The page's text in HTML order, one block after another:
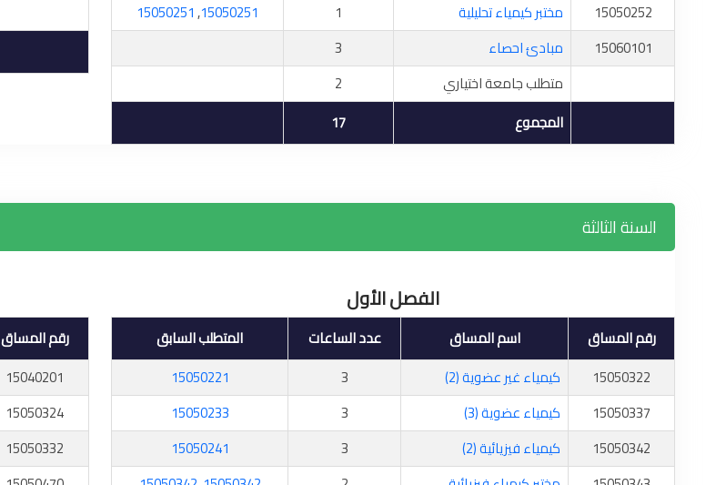
15050252
مختبر كيمياء تحليلية 1
15050251
,
15050251
15060101
مبادئ احصاء
3
متطلب جامعة اختياري
2
المجموع
17
السنة الثالثة
الفصل الأول
رقم المساق اسم المساق عدد الساعات
المتطلب السابق
15050322
كيمياء غير عضوية (2) 3
15050221
15050337
كيمياء عضوية (3) 3
15050233
15050342
كيمياء فيزيائية (2) 3
15050241
رقم المساق
15040201
15050324
15050332